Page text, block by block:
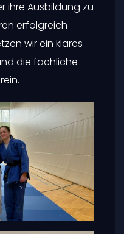
ihre Ausbildung zu
erfolgreich
wir ein klares
die fachliche